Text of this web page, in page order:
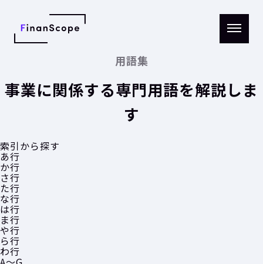
く
用語集
事業に関係する専門用語を解説しま
す
索引から探す
あ行
か行
さ行
た行
な行
は行
ま行
や行
ら行
わ行